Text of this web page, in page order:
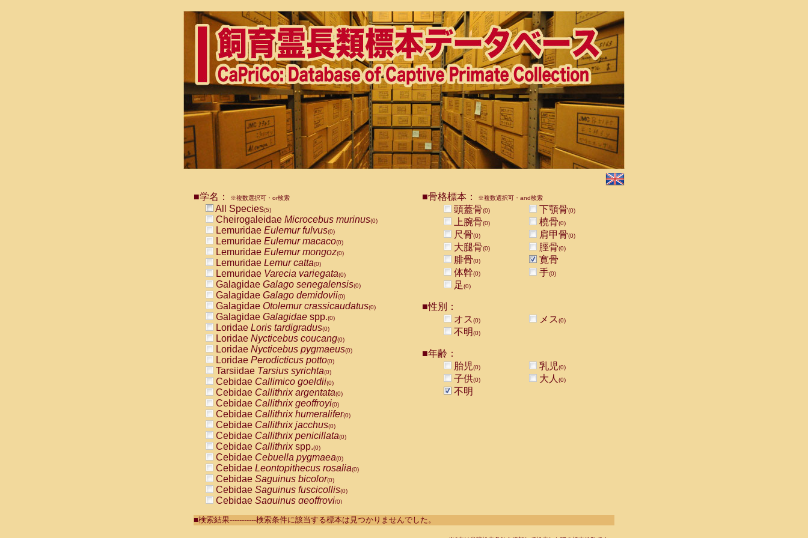
■学名： ※複数選択可・or検索
All Species(5)
Cheirogaleidae Microcebus murinus(0)
Lemuridae Eulemur fulvus(0)
Lemuridae Eulemur macaco(0)
Lemuridae Eulemur mongoz(0)
Lemuridae Lemur catta(0)
Lemuridae Varecia variegata(0)
Galagidae Galago senegalensis(0)
Galagidae Galago demidovii(0)
Galagidae Otolemur crassicaudatus(0)
Galagidae Galagidae spp.(0)
Loridae Loris tardigradus(0)
Loridae Nycticebus coucang(0)
Loridae Nycticebus pygmaeus(0)
Loridae Perodicticus potto(0)
Tarsiidae Tarsius syrichta(0)
Cebidae Callimico goeldii(0)
Cebidae Callithrix argentata(0)
Cebidae Callithrix geoffroyi(0)
Cebidae Callithrix humeralifer(0)
Cebidae Callithrix jacchus(0)
Cebidae Callithrix penicillata(0)
Cebidae Callithrixspp.(0)
Cebidae Cebuella pygmaea(0)
Cebidae Leontopithecus rosalia(0)
Cebidae Saguinus bicolor(0)
Cebidae Saguinus fuscicollis(0)
Cebidae Saguinus geoffroyi(0)
CebidaeSaguinus labiatus(0)
■骨格標本： ※複数選択可・and検索
頭蓋骨(0) 下顎骨(0)
上腕骨(0) 橈骨(0)
尺骨(0) 肩甲骨(0)
大腿骨(0) 脛骨(0)
腓骨(0)
寛骨
体幹(0) 手(0)
足(0)
■性別：
オス(0) メス(0)
不明(0)
■年齢：
胎児(0) 乳児(0)
子供(0) 大人 (0)
不明
■検索結果-----------検索条件に該当する標本は見つかりませんでした。